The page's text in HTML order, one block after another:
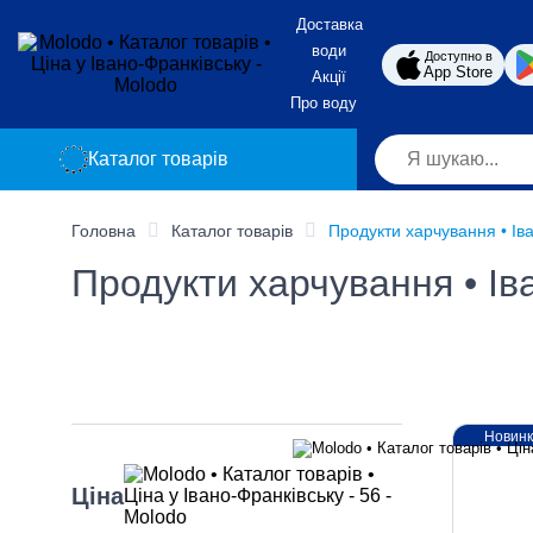
Доставка
води
Акції
Про воду
Доступно в
App Store
Каталог товарів
Головна Каталог товарів Продукти харчування •
Продукти харчування •
Ціна